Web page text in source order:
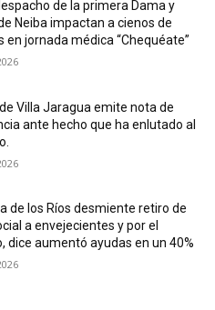
de la primera Dama y
Neiba impactan a cienos de
en jornada médica “Chequéate”
Villa Jaragua emite nota de
ante hecho que ha enlutado al
de los Ríos desmiente retiro de
a envejecientes y por el
dice aumentó ayudas en un 40%